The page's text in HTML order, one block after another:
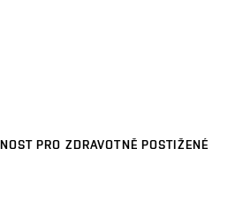
PRO ZDRAVOTNĚ POSTIŽENÉ